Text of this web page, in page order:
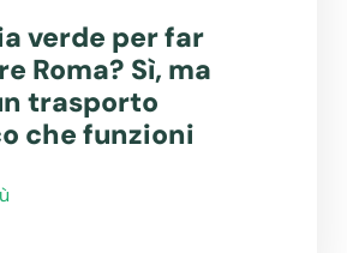
verde per far
Roma? Sì, ma
trasporto
che funzioni